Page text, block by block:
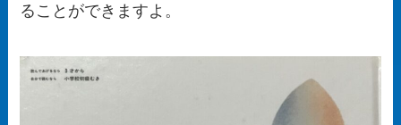
ることができますよ。